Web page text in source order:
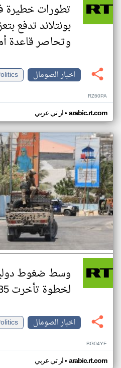
تطورات خطيرة
بونتلاند تدفع
وتحاصر قاعدة
اخبار الصومال
RZ60PA
ار تي عربي• arabic.rt.com
وسط ضغوط
لخطوة تأخرت 35 عاما
اخبار الصومال
BG04YE
ار تي عربي• arabic.rt.com